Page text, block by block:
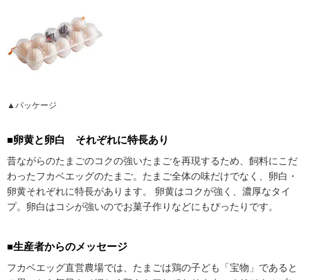
▲パッケージ
■卵黄と卵白 それぞれに特長あり
昔ながらのたまごのコクの強いたまごを再現するため、飼料にこだ
わったフカベエッグのたまご。たまご全体の味だけでなく、卵白・
卵黄それぞれに特長があります。 卵黄はコクが強く、濃厚なタイ
プ。卵白はコシが強いのでお菓子作りなどにもぴったりです。
■生産者からのメッセージ
フカベエッグ直営農場では、たまごは鶏の子ども「宝物」であると